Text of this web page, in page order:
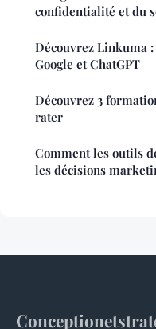
confidentialité et du
Découvrez Linkuma
Google et ChatGPT
Découvrez 3
rater
Comment les outils
les décisions